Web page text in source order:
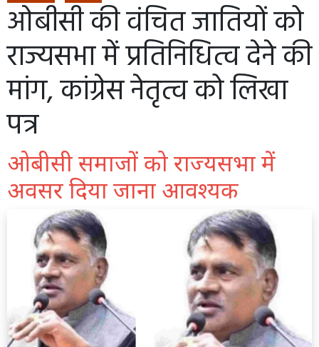
ओबीसी की वंचित जातियों को
राज्यसभा में प्रतिनिधित्व देने की
मांग, कांग्रेस नेतृत्व को लिखा
पत्र
ओबीसी समाजों को राज्यसभा में
अवसर दिया जाना आवश्यक